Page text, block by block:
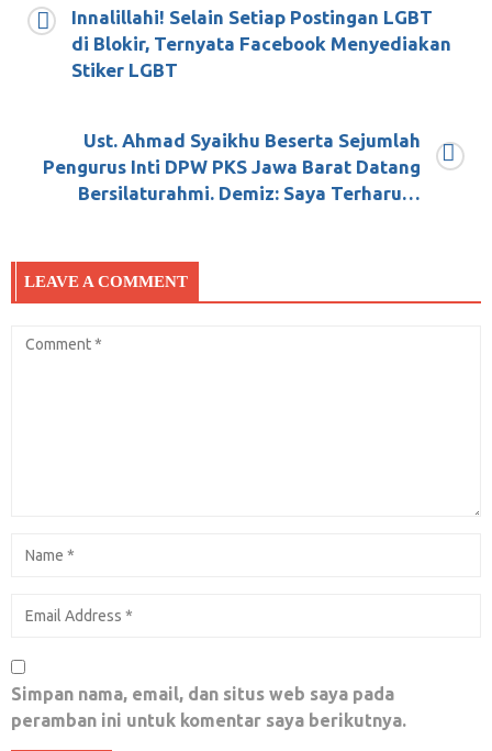
KEREEEN! Begini Lagu #2019GantiPresiden
Gunung Berapi, Antara Berkah dan Bencana
Mei 16, 2018
MUSUH
Juni 28, 2018 0
Innalillahi! Selain Setiap Postingan LGBT
di Blokir, Ternyata Facebook Menyediakan
Stiker LGBT
Ust. Ahmad Syaikhu Beserta Sejumlah
Pengurus Inti DPW PKS Jawa Barat Datang
Bersilaturahmi. Demiz: Saya Terharu…
LEAVE A COMMENT
Simpan nama, email, dan situs web saya pada
peramban ini untuk komentar saya berikutnya.